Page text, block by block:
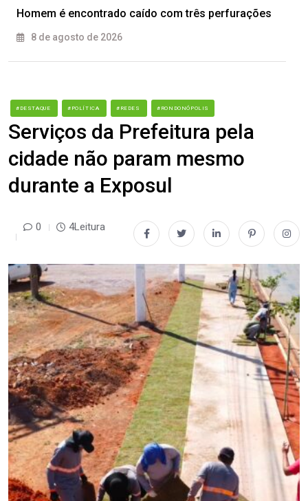
Homem é encontrado caído com três perfurações
8 de agosto de 2026
#DESTAQUE #POLÍTICA #REDES #RONDONÓPOLIS
Serviços da Prefeitura pela
cidade não param mesmo
durante a Exposul
0 4Leitura